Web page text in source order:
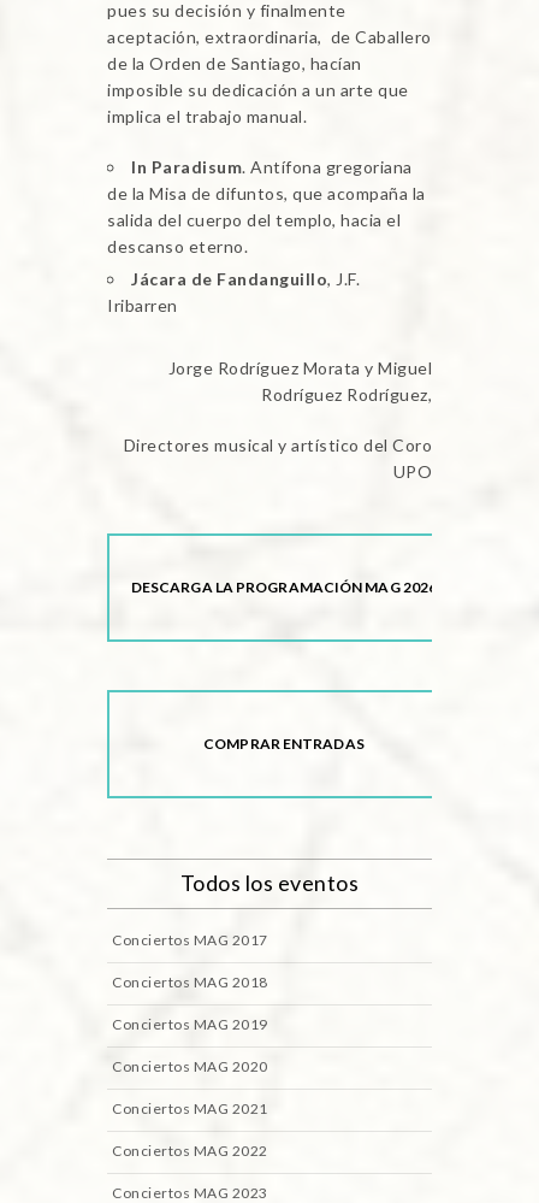
pues su decisión y finalmente
aceptación, extraordinaria, de Caballero
de la Orden de Santiago, hacían
imposible su dedicación a un arte que
implica el trabajo manual.
In Paradisum. Antífona gregoriana
de la Misa de difuntos, que acompaña la
salida del cuerpo del templo, hacia el
descanso eterno.
Jácara de Fandanguillo, J.F.
Iribarren
Jorge Rodríguez Morata y Miguel
Rodríguez Rodríguez,
Directores musical y artístico del Coro
UPO
DESCARGA LA PROGRAMACIÓN MAG 2026
COMPRAR ENTRADAS
Todos los eventos
Conciertos MAG 2017
Conciertos MAG 2018
Conciertos MAG 2019
Conciertos MAG 2020
Conciertos MAG 2021
Conciertos MAG 2022
Conciertos MAG 2023